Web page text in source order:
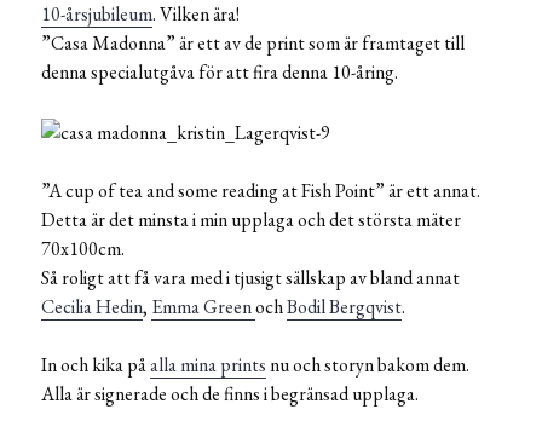
10-årsjubileum. Vilken ära!
”Casa Madonna” är ett av de print som är framtaget till
denna specialutgåva för att fira denna 10-åring.
”A cup of tea and some reading at Fish Point” är ett annat.
Detta är det minsta i min upplaga och det största mäter
70x100cm.
Så roligt att få vara med i tjusigt sällskap av bland annat
Cecilia Hedin, Emma GreenochBodil Bergqvist.
In och kika påalla mina prints nu och storyn bakom dem.
Alla är signerade och de finns i begränsad upplaga.